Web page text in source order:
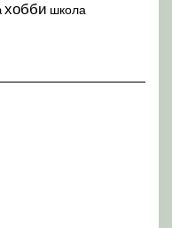
хобби школа